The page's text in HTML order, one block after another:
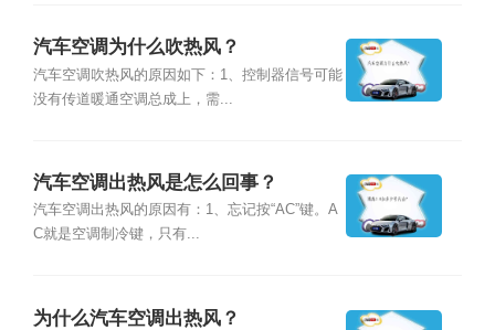
汽车空调为什么吹热风？
汽车空调吹热风的原因如下：1、控制器信号可能
没有传道暖通空调总成上，需...
汽车空调出热风是怎么回事？
汽车空调出热风的原因有：1、忘记按“AC”键。A
C就是空调制冷键，只有...
为什么汽车空调出热风？